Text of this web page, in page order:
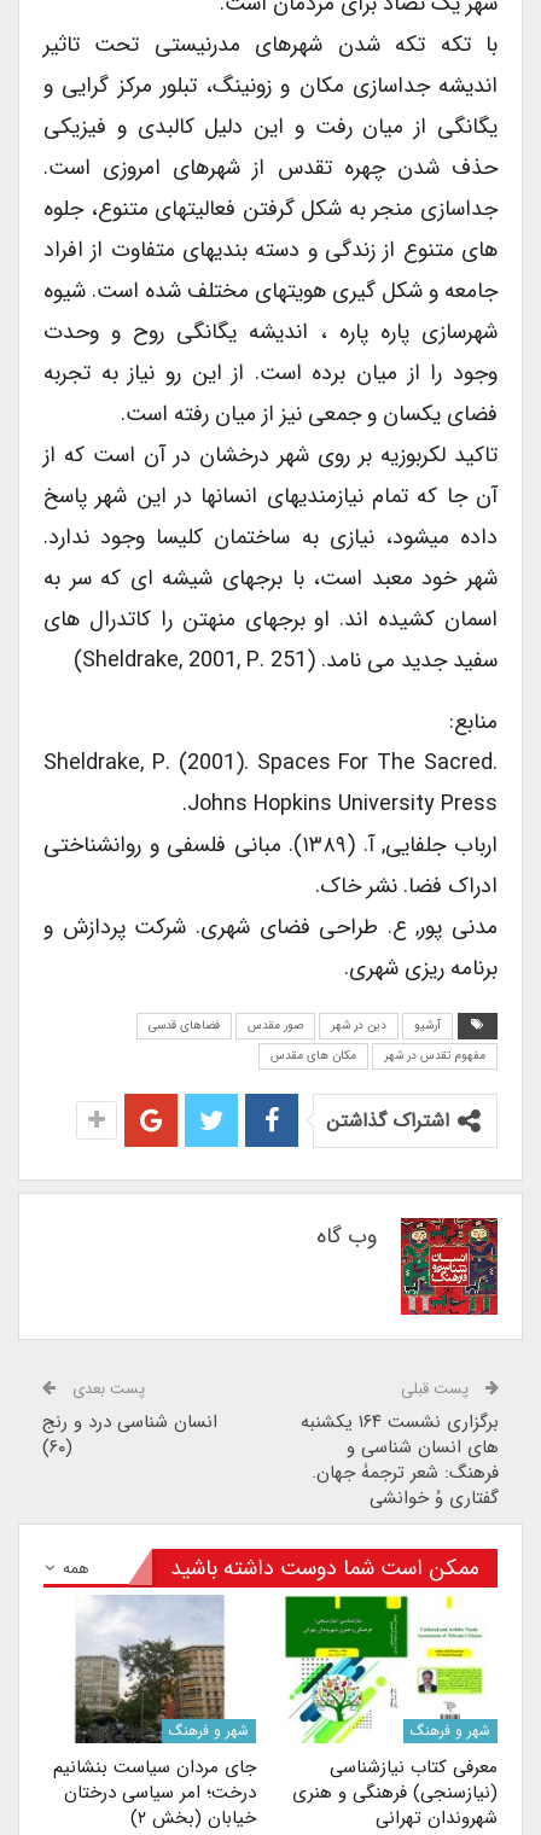
با تکه تکه شدن شهرهای مدرنیستی تحت تاثیر
اندیشه جداسازی مکان و زونینگ، تبلور مرکز گرایی و
یگانگی از میان رفت و این دلیل کالبدی و فیزیکی
حذف شدن چهره تقدس از شهرهای امروزی است.
جداسازی منجر به شکل گرفتن فعالیتهای متنوع، جلوه
های متنوع از زندگی و دسته بندیهای متفاوت از افراد
جامعه و شکل گیری هویتهای مختلف شده است. شیوه
شهرسازی پاره پاره ، اندیشه یگانگی روح و وحدت
وجود را از میان برده است. از این رو نیاز به تجربه
فضای یکسان و جمعی نیز از میان رفته است.
تاکید لکربوزیه بر روی شهر درخشان در آن است که از
آن جا که تمام نیازمندیهای انسانها در این شهر پاسخ
داده میشود، نیازی به ساختمان کلیسا وجود ندارد.
شهر خود معبد است، با برجهای شیشه ای که سر به
اسمان کشیده اند. او برجهای منهتن را کاتدرال های
سفید جدید می نامد. (Sheldrake, 2001, P. 251)
منابع:
Sheldrake, P. (2001). Spaces For The Sacred.
Johns Hopkins University Press.
ارباب جلفایی, آ. (۱۳۸۹). مبانی فلسفی و روانشناختی
ادراک فضا. نشر خاک.
مدنی پور, ع. طراحی فضای شهری. شرکت پردازش و
برنامه ریزی شهری.
آرشیو دین در شهر صور مقدس
فضاهای قدسی
مفهوم تقدس در شهر
مکان های مقدس
اشتراک گذاشتن
وب گاه
پست قبلی
برگزاری نشست ۱۶۴ یکشنبه
های انسان شناسی و
فرهنگ: شعر ترجمۀ جهان.
گفتاری وُ خوانشی
پست بعدی
انسان شناسی درد و رنج
همه ممکن است شما دوست داشته باشید
شهر و فرهنگ
معرفی کتاب نیازشناسی
(نیازسنجی) فرهنگی و هنری
شهروندان تهرانی
شهر و فرهنگ
جای مردان سیاست بنشانیم
درخت؛ امر سیاسی درختان
خیابان (بخش ۲)